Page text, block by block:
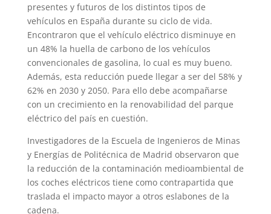
presentes y futuros de los distintos tipos de
vehículos en España durante su ciclo de vida.
Encontraron que el vehículo eléctrico disminuye en
un 48% la huella de carbono de los vehículos
convencionales de gasolina, lo cual es muy bueno.
Además, esta reducción puede llegar a ser del 58% y
62% en 2030 y 2050. Para ello debe acompañarse
con un crecimiento en la renovabilidad del parque
eléctrico del país en cuestión.
Investigadores de la Escuela de Ingenieros de Minas
y Energías de Politécnica de Madrid observaron que
la reducción de la contaminación medioambiental de
los coches eléctricos tiene como contrapartida que
traslada el impacto mayor a otros eslabones de la
cadena.